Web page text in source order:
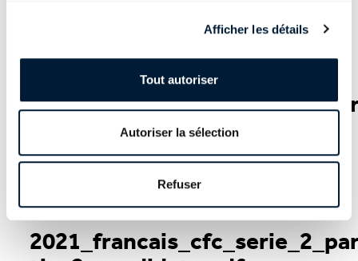
Afficher les détails
Tout autoriser
Autoriser la sélection
Refuser
tie_1_solutions.pdf
PDF - 510 KB